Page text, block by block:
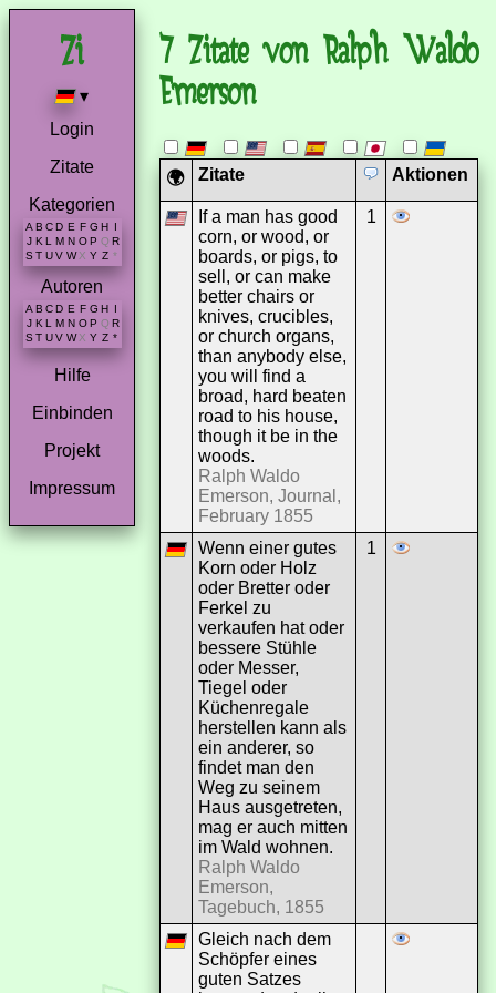
▾
Login
Zitate
Kategorien
A B C D E F G H I
J K L M N O P Q R
S T U V W X Y Z *
Autoren
A B C D E F G H
J K L M N O P Q R
S T U V W X Y Z *
Hilfe
Einbinden
Projekt
Impressum
7 Zitate von Ralph Waldo
Emerson
🌍 Zitate Aktionen
If a man has good
corn, or wood, or
boards, or pigs, to
sell, or can make
better chairs or
knives, crucibles,
or church organs,
than anybody else,
you will find a
broad, hard beaten
road to his house,
though it be in the
woods.
Ralph Waldo
Emerson, Journal,
February 1855
1
Wenn einer gutes
Korn oder Holz
oder Bretter oder
Ferkel zu
verkaufen hat oder
bessere Stühle
oder Messer,
Tiegel oder
Küchenregale
herstellen kann als
ein anderer, so
findet man den
Weg zu seinem
Haus ausgetreten,
mag er auch mitten
im Wald wohnen.
Ralph Waldo
Emerson,
Tagebuch, 1855
1
Gleich nach dem
Schöpfer eines
guten Satzes